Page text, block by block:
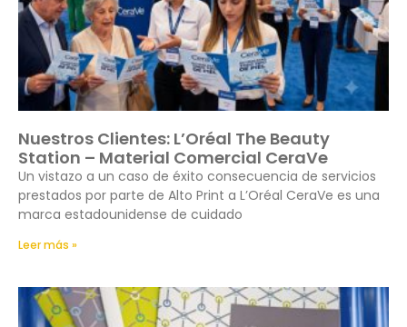
Nuestros Clientes: L’Oréal The Beauty
Station – Material Comercial CeraVe
Un vistazo a un caso de éxito consecuencia de servicios
prestados por parte de Alto Print a L’Oréal CeraVe es una
marca estadounidense de cuidado
Leer más »